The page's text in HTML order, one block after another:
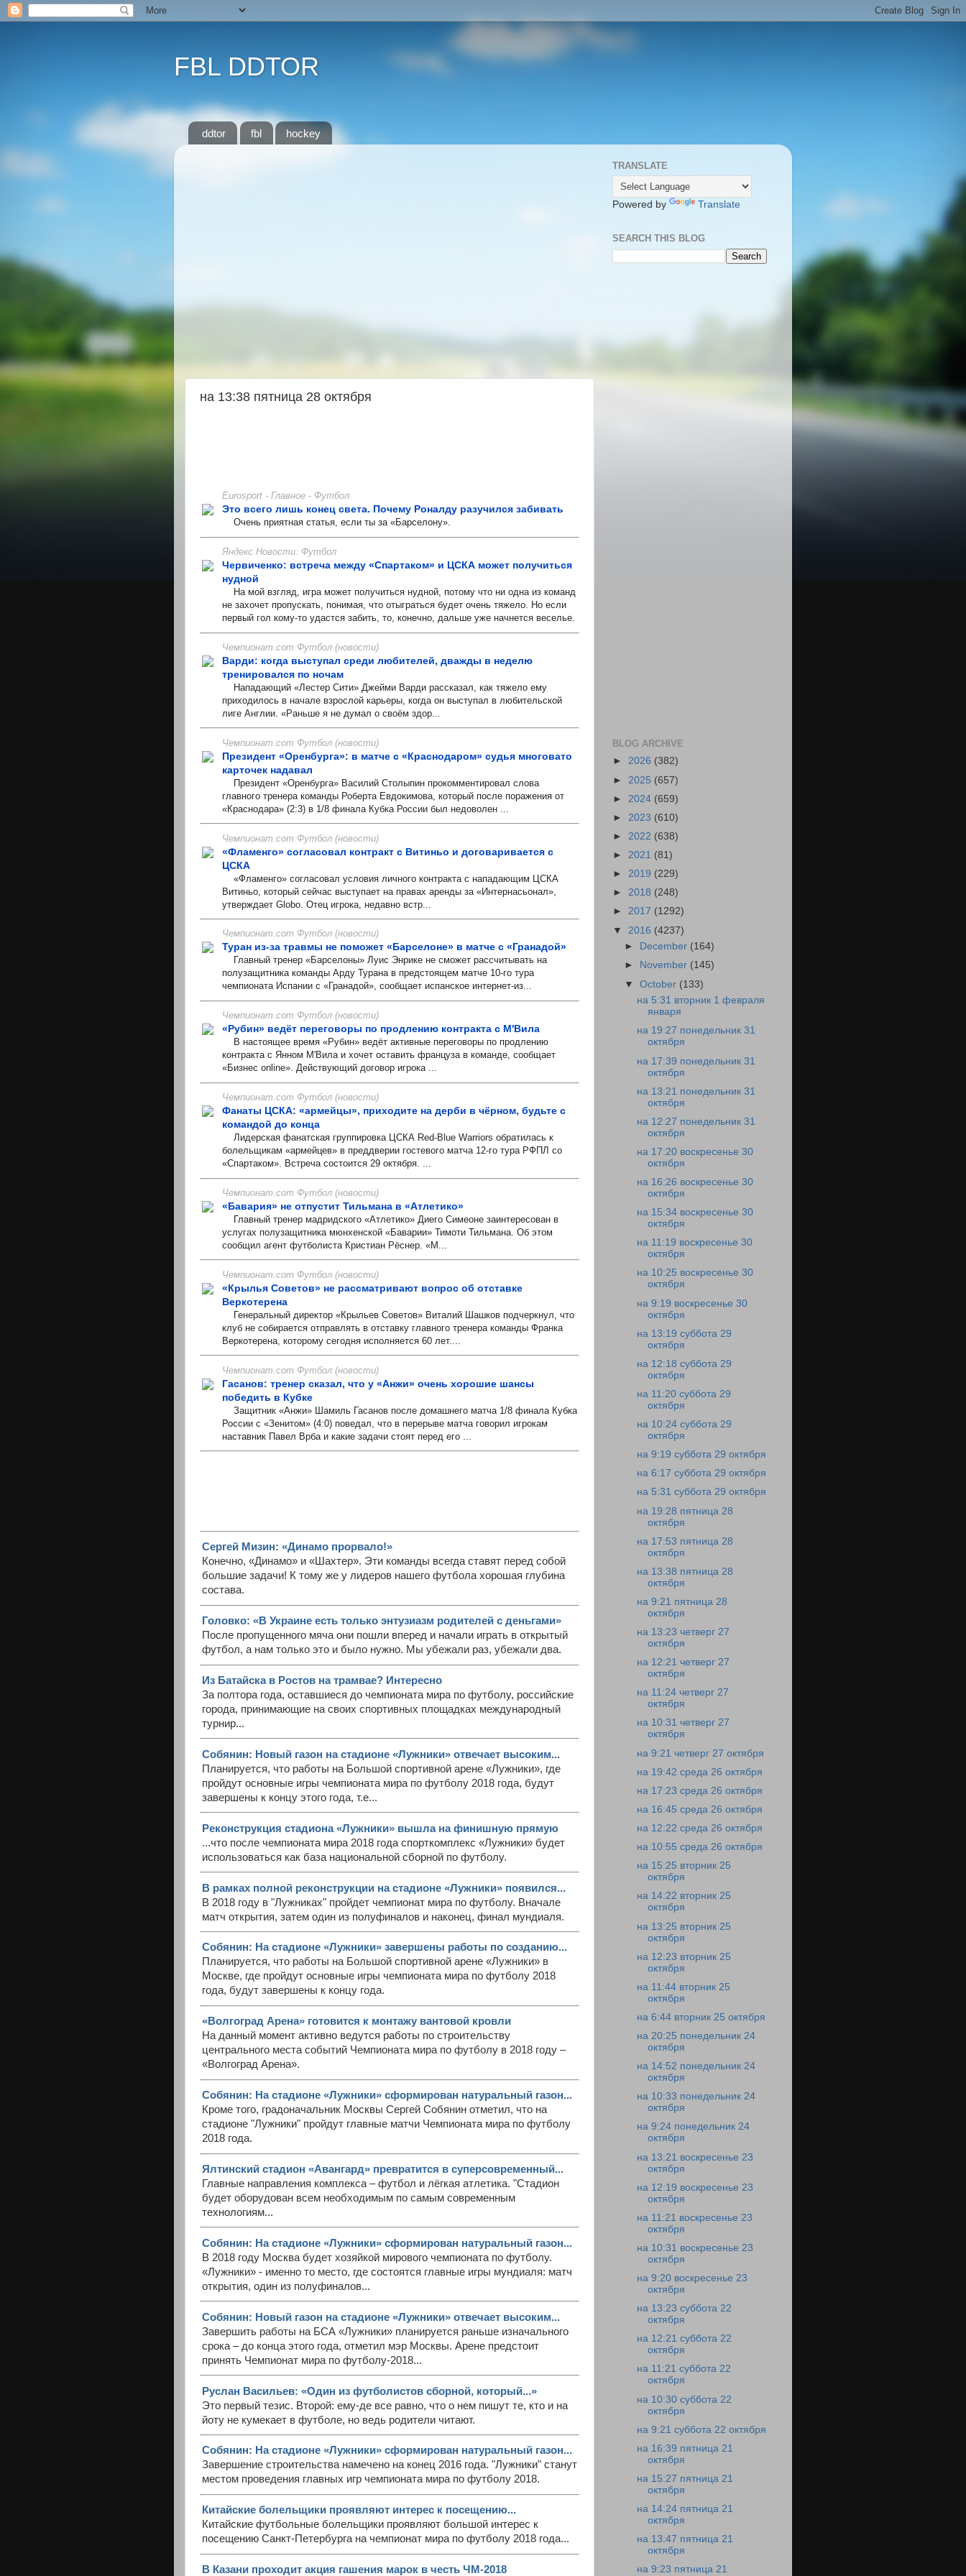
FBL DDTOR
ddtor fbl hockey
на 13:38 пятница 28 октября
Eurosport - Главное - Футбол
Это всего лишь конец света. Почему Роналду разучился забивать
Очень приятная статья, если ты за «Барселону».
Яндекс.Новости: Футбол
Червиченко: встреча между «Спартаком» и ЦСКА может получиться
нудной
На мой взгляд, игра может получиться нудной, потому что ни одна из команд
не захочет пропускать, понимая, что отыграться будет очень тяжело. Но если
первый гол кому-то удастся забить, то, конечно, дальше уже начнется веселье.
Чемпионат.com Футбол (новости)
Варди: когда выступал среди любителей, дважды в неделю
тренировался по ночам
Нападающий «Лестер Сити» Джейми Варди рассказал, как тяжело ему
приходилось в начале взрослой карьеры, когда он выступал в любительской
лиге Англии. «Раньше я не думал о своём здор...
Чемпионат.com Футбол (новости)
Президент «Оренбурга»: в матче с «Краснодаром» судья многовато
карточек надавал
Президент «Оренбурга» Василий Столыпин прокомментировал слова
главного тренера команды Роберта Евдокимова, который после поражения от
«Краснодара» (2:3) в 1/8 финала Кубка России был недоволен ...
Чемпионат.com Футбол (новости)
«Фламенго» согласовал контракт с Витиньо и договаривается с
ЦСКА
«Фламенго» согласовал условия личного контракта с нападающим ЦСКА
Витиньо, который сейчас выступает на правах аренды за «Интернасьонал»,
утверждает Globo. Отец игрока, недавно встр...
Чемпионат.com Футбол (новости)
Туран из-за травмы не поможет «Барселоне» в матче с «Гранадой»
Главный тренер «Барселоны» Луис Энрике не сможет рассчитывать на
полузащитника команды Арду Турана в предстоящем матче 10-го тура
чемпионата Испании с «Гранадой», сообщает испанское интернет-из...
Чемпионат.com Футбол (новости)
«Рубин» ведёт переговоры по продлению контракта с М'Вила
В настоящее время «Рубин» ведёт активные переговоры по продлению
контракта с Янном М'Вила и хочет оставить француза в команде, сообщает
«Бизнес online». Действующий договор игрока ...
Чемпионат.com Футбол (новости)
Фанаты ЦСКА: «армейцы», приходите на дерби в чёрном, будьте с
командой до конца
Лидерская фанатская группировка ЦСКА Red-Blue Warriors обратилась к
болельщикам «армейцев» в преддверии гостевого матча 12-го тура РФПЛ со
«Спартаком». Встреча состоится 29 октября. ...
Чемпионат.com Футбол (новости)
«Бавария» не отпустит Тильмана в «Атлетико»
Главный тренер мадридского «Атлетико» Диего Симеоне заинтересован в
услугах полузащитника мюнхенской «Баварии» Тимоти Тильмана. Об этом
сообщил агент футболиста Кристиан Рёснер. «М...
Чемпионат.com Футбол (новости)
«Крылья Советов» не рассматривают вопрос об отставке
Веркотерена
Генеральный директор «Крыльев Советов» Виталий Шашков подчеркнул, что
клуб не собирается отправлять в отставку главного тренера команды Франка
Веркотерена, которому сегодня исполняется 60 лет....
Чемпионат.com Футбол (новости)
Гасанов: тренер сказал, что у «Анжи» очень хорошие шансы
победить в Кубке
Защитник «Анжи» Шамиль Гасанов после домашнего матча 1/8 финала Кубка
России с «Зенитом» (4:0) поведал, что в перерыве матча говорил игрокам
наставник Павел Врба и какие задачи стоят перед его ...
Сергей Мизин: «Динамо прорвало!»
Конечно, «Динамо» и «Шахтер». Эти команды всегда ставят перед собой
большие задачи! К тому же у лидеров нашего футбола хорошая глубина
состава.
Головко: «В Украине есть только энтузиазм родителей с деньгами»
После пропущенного мяча они пошли вперед и начали играть в открытый
футбол, а нам только это и было нужно. Мы убежали раз, убежали два.
Из Батайска в Ростов на трамвае? Интересно
За полтора года, оставшиеся до чемпионата мира по футболу, российские
города, принимающие на своих спортивных площадках международный
турнир...
Собянин: Новый газон на стадионе «Лужники» отвечает высоким...
Планируется, что работы на Большой спортивной арене «Лужники», где
пройдут основные игры чемпионата мира по футболу 2018 года, будут
завершены к концу этого года, т.е...
Реконструкция стадиона «Лужники» вышла на финишную прямую
...что после чемпионата мира 2018 года спорткомплекс «Лужники» будет
использоваться как база национальной сборной по футболу.
В рамках полной реконструкции на стадионе «Лужники» появился...
В 2018 году в "Лужниках" пройдет чемпионат мира по футболу. Вначале
матч открытия, затем один из полуфиналов и наконец, финал мундиаля.
Собянин: На стадионе «Лужники» завершены работы по созданию...
Планируется, что работы на Большой спортивной арене «Лужники» в
Москве, где пройдут основные игры чемпионата мира по футболу 2018
года, будут завершены к концу года.
«Волгоград Арена» готовится к монтажу вантовой кровли
На данный момент активно ведутся работы по строительству
центрального места событий Чемпионата мира по футболу в 2018 году –
«Волгоград Арена».
Собянин: На стадионе «Лужники» сформирован натуральный газон...
Кроме того, градоначальник Москвы Сергей Собянин отметил, что на
стадионе "Лужники" пройдут главные матчи Чемпионата мира по футболу
2018 года.
Ялтинский стадион «Авангард» превратится в суперсовременный...
Главные направления комплекса – футбол и лёгкая атлетика. "Стадион
будет оборудован всем необходимым по самым современным
технологиям...
Собянин: На стадионе «Лужники» сформирован натуральный газон...
В 2018 году Москва будет хозяйкой мирового чемпионата по футболу.
«Лужники» - именно то место, где состоятся главные игры мундиаля: матч
открытия, один из полуфиналов...
Собянин: Новый газон на стадионе «Лужники» отвечает высоким...
Завершить работы на БСА «Лужники» планируется раньше изначального
срока – до конца этого года, отметил мэр Москвы. Арене предстоит
принять Чемпионат мира по футболу-2018...
Руслан Васильев: «Один из футболистов сборной, который...»
Это первый тезис. Второй: ему-де все равно, что о нем пишут те, кто и на
йоту не кумекает в футболе, но ведь родители читают.
Собянин: На стадионе «Лужники» сформирован натуральный газон...
Завершение строительства намечено на конец 2016 года. "Лужники" станут
местом проведения главных игр чемпионата мира по футболу 2018.
Китайские болельщики проявляют интерес к посещению...
Китайские футбольные болельщики проявляют большой интерес к
посещению Санкт-Петербурга на чемпионат мира по футболу 2018 года...
В Казани проходит акция гашения марок в честь ЧМ-2018
TRANSLATE
Powered by Translate
SEARCH THIS BLOG
BLOG ARCHIVE
► 2026 (382)
► 2025 (657)
► 2024 (659)
► 2023 (610)
► 2022 (638)
► 2021 (81)
► 2019 (229)
► 2018 (248)
► 2017 (1292)
▼ 2016 (4237)
►
December (164)
►
November (145)
▼October (133)
на 5:31 вторник 1 февраля
января
на 19:27 понедельник 31
октября
на 17:39 понедельник 31
октября
на 13:21 понедельник 31
октября
на 12:27 понедельник 31
октября
на 17:20 воскресенье 30
октября
на 16:26 воскресенье 30
октября
на 15:34 воскресенье 30
октября
на 11:19 воскресенье 30
октября
на 10:25 воскресенье 30
октября
на 9:19 воскресенье 30
октября
на 13:19 суббота 29
октября
на 12:18 суббота 29
октября
на 11:20 суббота 29
октября
на 10:24 суббота 29
октября
на 9:19 суббота 29 октября
на 6:17 суббота 29 октября
на 5:31 суббота 29 октября
на 19:28 пятница 28
октября
на 17:53 пятница 28
октября
на 13:38 пятница 28
октября
на 9:21 пятница 28
октября
на 13:23 четверг 27
октября
на 12:21 четверг 27
октября
на 11:24 четверг 27
октября
на 10:31 четверг 27
октября
на 9:21 четверг 27 октября
на 19:42 среда 26 октября
на 17:23 среда 26 октября
на 16:45 среда 26 октября
на 12:22 среда 26 октября
на 10:55 среда 26 октября
на 15:25 вторник 25
октября
на 14:22 вторник 25
октября
на 13:25 вторник 25
октября
на 12:23 вторник 25
октября
на 11:44 вторник 25
октября
на 6:44 вторник 25 октября
на 20:25 понедельник 24
октября
на 14:52 понедельник 24
октября
на 10:33 понедельник 24
октября
на 9:24 понедельник 24
октября
на 13:21 воскресенье 23
октября
на 12:19 воскресенье 23
октября
на 11:21 воскресенье 23
октября
на 10:31 воскресенье 23
октября
на 9:20 воскресенье 23
октября
на 13:23 суббота 22
октября
на 12:21 суббота 22
октября
на 11:21 суббота 22
октября
на 10:30 суббота 22
октября
на 9:21 суббота 22 октября
на 16:39 пятница 21
октября
на 15:27 пятница 21
октября
на 14:24 пятница 21
октября
на 13:47 пятница 21
октября
на 9:23 пятница 21